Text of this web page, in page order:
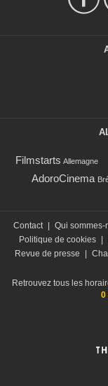
Filmstarts Allemagne
AdoroCinema
Contact Qui sommes-
Politique de cookies
Revue de presse
Retrouvez tous les
0